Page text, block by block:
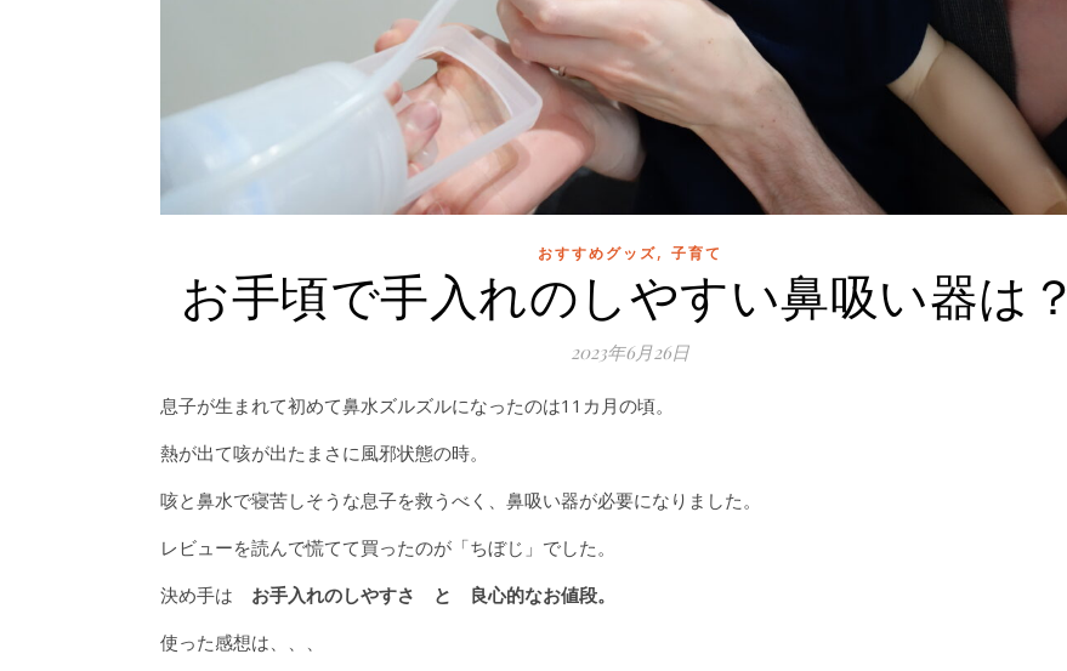
おすすめグッズ, 子育て
お手頃で手入れのしやすい鼻吸い器は？
2023年6月26日
息子が生まれて初めて鼻水ズルズルになったのは11カ月の頃。
熱が出て咳が出たまさに風邪状態の時。
咳と鼻水で寝苦しそうな息子を救うべく、鼻吸い器が必要になりました。
レビューを読んで慌てて買ったのが「ちぼじ」でした。
決め手は お手入れのしやすさ と 良心的なお値段。
使った感想は、、、